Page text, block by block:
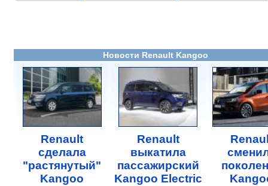
Новости Renault Kangoo
Renault
сделала
"растянутый"
Kangoo
Renault
выкатила
пасcажирский
Kangoo Electric